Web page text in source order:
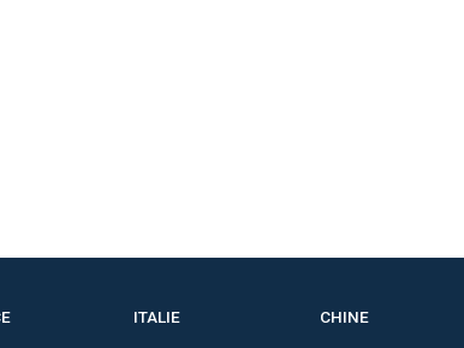
ITALIE CHINE